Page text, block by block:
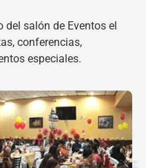
del salón de Eventos el
conferencias,
especiales.